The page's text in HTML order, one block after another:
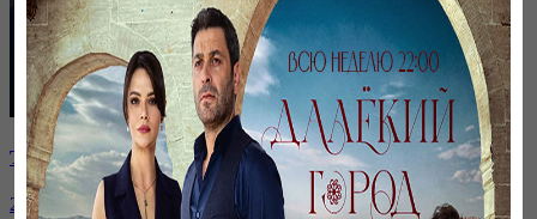
Таразда ТЭЦ қызметкерлері жалақы көтеруді талап етті
26 января, 19:36